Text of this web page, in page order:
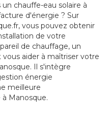
chauffe-eau solaire à
d'énergie ? Sur
vous pouvez obtenir
de votre
de chauffage, un
aider à maîtriser votre
Il s'intègre
énergie
meilleure
Manosque.